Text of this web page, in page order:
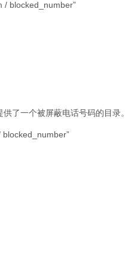
/ blocked_number”
了一个被屏蔽电话号码的目录。